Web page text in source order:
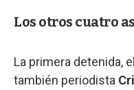
Los otros cuatro
La primera detenida,
también periodista